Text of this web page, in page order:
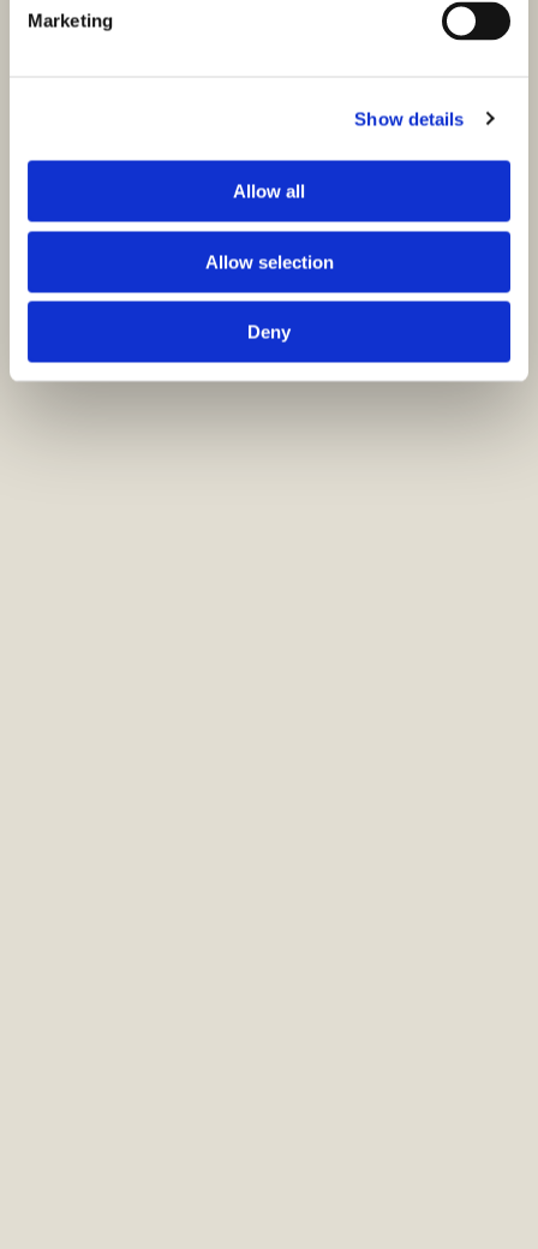
Marketing
Show details
Allow all
Allow selection
Deny